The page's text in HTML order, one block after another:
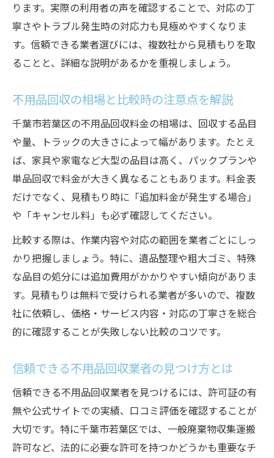
相場を踏まえた料金比較のコツを紹介
不用品回収料金相場を知るメリットとは
不用品回収の適正料金を見極める方法
相場を活用した不用品回収比較の進め方
不用品回収で相見積もりを取るべき理由
料金比較で見抜く不用品回収の落とし穴
業者選びで気をつけたい落とし穴と対策
不用品回収業者選びで失敗しがちな罠
悪質な不用品回収業者の特徴と見分け方
不用品回収でよくあるトラブル事例解説
見積もり時の不用品回収落とし穴の防ぎ方
安全な不用品回収依頼のための確認事項
口コミや見積もりで見抜く優良業者の特徴
口コミでわかる不用品回収業者の信頼性
不用品回収の見積もり比較が大切な理由
優良不用品回収業者に共通する特徴とは
不用品回収の評判チェックで注意すべき点
ります。実際の利用者の声を確認することで、対応の丁
寧さやトラブル発生時の対応力も見極めやすくなりま
す。信頼できる業者選びには、複数社から見積もりを取
ることと、詳細な説明があるかを重視しましょう。
不用品回収の相場と比較時の注意点を解説
千葉市若葉区の不用品回収料金の相場は、回収する品目
や量、トラックの大きさによって幅があります。たとえ
ば、家具や家電など大型の品目は高く、パックプランや
単品回収で料金が大きく異なることもあります。料金表
だけでなく、見積もり時に「追加料金が発生する場合」
や「キャンセル料」も必ず確認してください。
比較する際は、作業内容や対応の範囲を業者ごとにしっ
かり把握しましょう。特に、遺品整理や粗大ゴミ、特殊
な品目の処分には追加費用がかかりやすい傾向がありま
す。見積もりは無料で受けられる業者が多いので、複数
社に依頼し、価格・サービス内容・対応の丁寧さを総合
的に確認することが失敗しない比較のコツです。
信頼できる不用品回収業者の見つけ方とは
信頼できる不用品回収業者を見つけるには、許可証の有
無や公式サイトでの実績、口コミ評価を確認することが
大切です。特に千葉市若葉区では、一般廃棄物収集運搬
許可など、法的に必要な許可を持つかどうかも重要なチ